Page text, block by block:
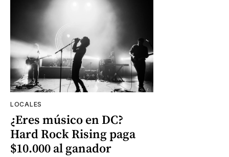
LOCALES
¿Eres músico en DC?
Hard Rock Rising paga
$10.000 al ganador